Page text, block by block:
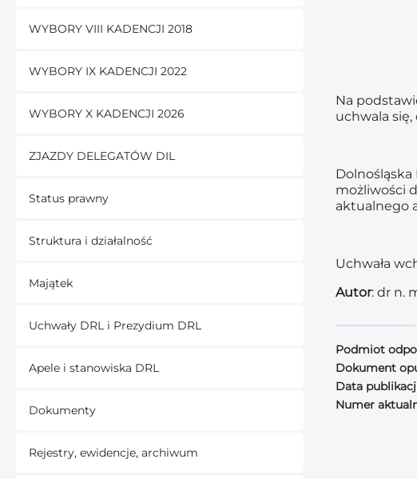
WYBORY VIII KADENCJI 2018
WYBORY IX KADENCJI 2022
WYBORY X KADENCJI 2026
ZJAZDY DELEGATÓW DIL
Status prawny
Struktura i działalność
Majątek
Uchwały DRL i Prezydium DRL
Apele i stanowiska DRL
Dokumenty
Rejestry, ewidencje, archiwum
Na
uchwala
Dolnośląska
możliwości
aktualnego
Uchwała
Autor: dr n.
Podmiot
Dokument
Data
Numer